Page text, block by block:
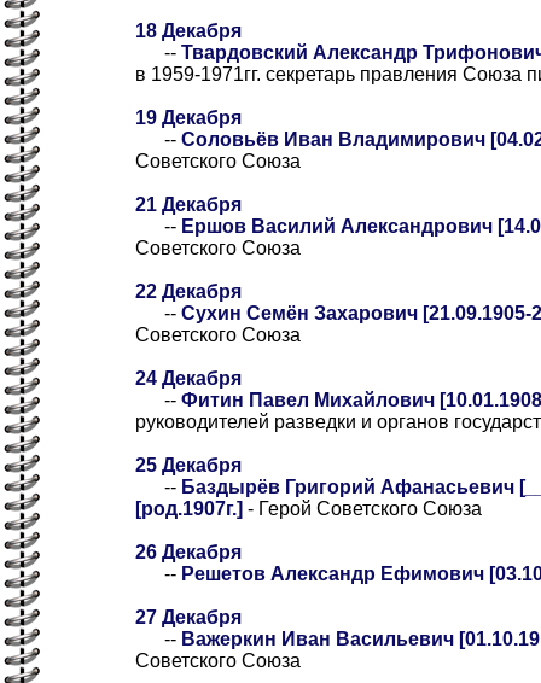
18 Декабря
-- Твардовский Александр
в 1959-1971гг. секретарь правления Союза
19 Декабря
-- Соловьёв Иван Владимирович
Советского Союза
21 Декабря
-- Ершов Василий Александрович
Советского Союза
22 Декабря
-- Сухин Семён Захарович [21.09.1905-
Советского Союза
24 Декабря
-- Фитин Павел Михайлович
руководителей разведки и органов
25 Декабря
-- Баздырёв Григорий Афанасьевич
[род.1907г.] - Герой Советского Союза
26 Декабря
-- Решетов Александр Ефимович
27 Декабря
-- Важеркин Иван Васильевич
Советского Союза